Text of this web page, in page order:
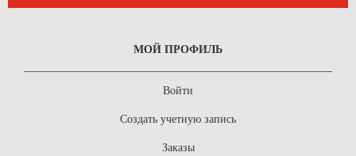
МОЙ ПРОФИЛЬ
Войти
Создать учетную запись
Заказы